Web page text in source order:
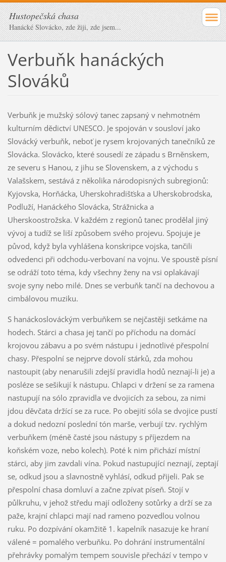
Hustopečská chasa
Hanácké Slovácko, zde žiji, zde jsem...
Verbuňk hanáckých
Slováků
Verbuňk je mužský sólový tanec zapsaný v nehmotném
kulturním dědictví UNESCO. Je spojován v sousloví jako
Slovácký verbuňk, neboť je rysem krojovaných tanečníků ze
Slovácka. Slovácko, které sousedí ze západu s Brněnskem,
ze severu s Hanou, z jihu se Slovenskem, a z východu s
Valašskem, sestává z několika národopisných subregionů:
Kyjovska, Horňácka, Uherskohradišťska a Uherskobrodska,
Podluží, Hanáckého Slovácka, Strážnicka a
Uherskoostrožska. V každém z regionů tanec prodělal jiný
vývoj a tudíž se liší způsobem svého projevu. Spojuje je
původ, když byla vyhlášena konskripce vojska, tančili
odvedenci při odchodu-verbovaní na vojnu. Ve spoustě písní
se odráží toto téma, kdy všechny ženy na vsi oplakávají
svoje syny nebo milé. Dnes se verbuňk tančí na dechovou a
cimbálovou muziku.
S hanáckoslováckým verbuňkem se nejčastěji setkáme na
hodech. Stárci a chasa jej tančí po příchodu na domácí
krojovou zábavu a po svém nástupu i jednotlivé přespolní
chasy. Přespolní se nejprve dovolí stárků, zda mohou
nastoupit (aby nenarušili zdejší pravidla hodů neznají-li je) a
posléze se sešikují k nástupu. Chlapci v držení se za ramena
nastupují na sólo zpravidla ve dvojicích za sebou, za nimi
jdou děvčata držící se za ruce. Po obejití sóla se dvojice pustí
a dokud nedozní poslední tón marše, verbují tzv. rychlým
verbuňkem (méně časté jsou nástupy s příjezdem na
koňském voze, nebo kolech). Poté k nim přichází místní
stárci, aby jim zavdali vína. Pokud nastupující neznají, zeptají
se, odkud jsou a slavnostně vyhlásí, odkud přijeli. Pak se
přespolní chasa domluví a začne zpívat píseň. Stojí v
půlkruhu, v jehož středu mají odloženy sotůrky a drží se za
paže, krajní chlapci mají nad rameno pozvedlou volnou
ruku. Po dozpívání okamžitě 1. kapelník nasazuje ke hraní
válené = pomalého verbuňku. Po dohrání instrumentální
přehrávky pomalým tempem souvisle přechází v tempo v